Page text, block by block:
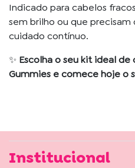
Indicado para cabelos
sem brilho ou que
cuidado contínuo.
✨ Escolha o seu kit ideal
Gummies e comece hoje
Institucional